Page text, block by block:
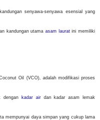
senyawa-senyawa esensial yang
kandungan utama asam lauratini memiliki
Oil (VCO), adalah modifikasi proses
dengan kadar airdan kadar asam lemak
mempunyai daya simpan yang cukup lama